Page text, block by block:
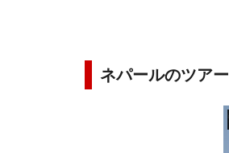
ネパールのツアー